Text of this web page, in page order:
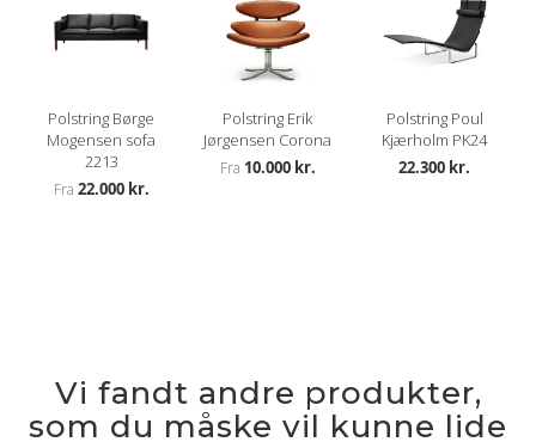
Polstring Børge
Mogensen sofa
2213
Fra 22.000 kr.
Polstring Erik
Jørgensen Corona
Fra 10.000 kr.
Polstring Poul
Kjærholm PK24
22.300 kr.
Vi fandt andre produkter,
som du måske vil kunne lide